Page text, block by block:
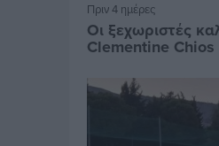
Πριν 4 ημέρες
Οι ξεχωριστές
Clementine Chios